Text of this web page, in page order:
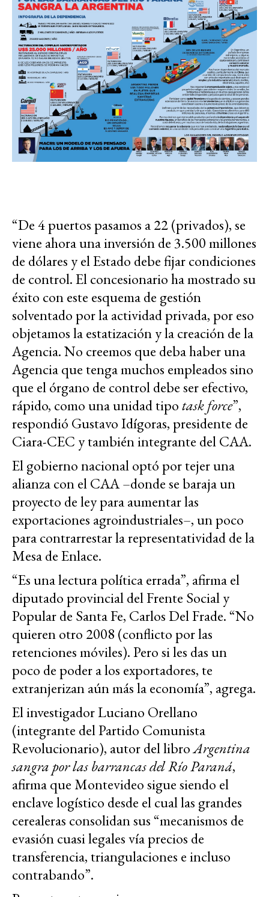
“De 4 puertos pasamos a 22 (privados), se
viene ahora una inversión de 3.500 millones
de dólares y el Estado debe fijar condiciones
de control. El concesionario ha mostrado su
éxito con este esquema de gestión
solventado por la actividad privada, por eso
objetamos la estatización y la creación de la
Agencia. No creemos que deba haber una
Agencia que tenga muchos empleados sino
que el órgano de control debe ser efectivo,
rápido, como una unidad tipotask force”,
respondió Gustavo Idígoras, presidente de
Ciara-CEC y también integrante del CAA.
El gobierno nacional optó por tejer una
alianza con el CAA –donde se baraja un
proyecto de ley para aumentar las
exportaciones agroindustriales–, un poco
para contrarrestar la representatividad de la
Mesa de Enlace.
“Es una lectura política errada”, afirma el
diputado provincial del Frente Social y
Popular de Santa Fe, Carlos Del Frade. “No
quieren otro 2008 (conflicto por las
retenciones móviles). Pero si les das un
poco de poder a los exportadores, te
extranjerizan aún más la economía”, agrega.
El investigador Luciano Orellano
(integrante del Partido Comunista
Revolucionario), autor del libroArgentina
sangra por las barrancas del Río Paraná,
afirma que Montevideo sigue siendo el
enclave logístico desde el cual las grandes
cerealeras consolidan sus “mecanismos de
evasión cuasi legales vía precios de
transferencia, triangulaciones e incluso
contrabando”.